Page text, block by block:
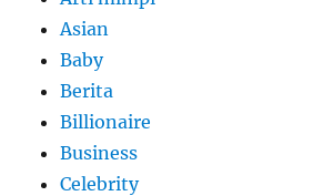
Asian
Baby
Berita
Billionaire
Business
Celebrity